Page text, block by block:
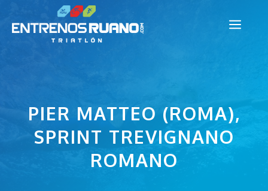
PIER MATTEO (ROMA),
SPRINT TREVIGNANO
ROMANO